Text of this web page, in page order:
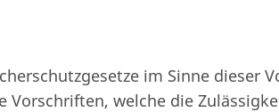
im Sinne dieser
Vorschriften, welche die